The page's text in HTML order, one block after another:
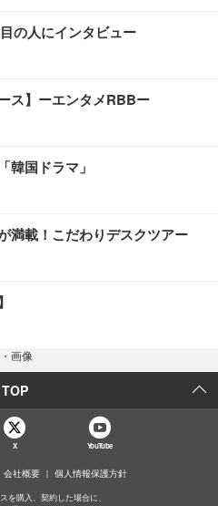
の人にインタビュー
ス】ーエンタメRBBー
韓国ドラマ」
満載！こだわりデスクツアー
画像
TOP
X YouTube
会社概要 個人情報保護方針
を購入、契約した場合に、